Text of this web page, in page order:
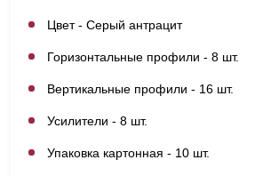
Цвет - Серый антрацит
Горизонтальные профили - 8 шт.
Вертикальные профили - 16 шт.
Усилители - 8 шт.
Упаковка картонная - 10 шт.